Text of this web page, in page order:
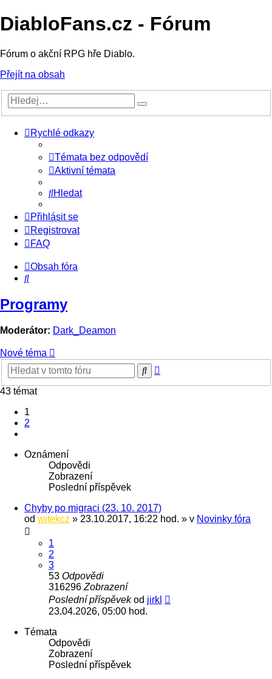
DiabloFans.cz - Fórum
Fórum o akční RPG hře Diablo.
Přejít na obsah
Rychlé odkazy
Témata bez odpovědí
Aktivní témata
Hledat
Přihlásit se
Registrovat
FAQ
Obsah fóra
Hledat
Programy
Moderátor: Dark_Deamon
Nové téma
Hledat
43 témat
1
2
Oznámení
Odpovědi
Zobrazení
Poslední příspěvek
Chyby po migraci (23. 10. 2017)
od witekcz » 23.10.2017, 16:22 hod. » v Novinky fóra
1
2
3
53 Odpovědi
316296 Zobrazení
Poslední příspěvekod jirkl
23.04.2026, 05:00 hod.
Témata
Odpovědi
Zobrazení
Poslední příspěvek